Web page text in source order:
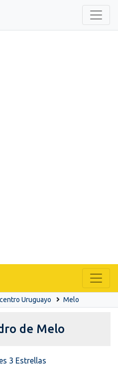
Uruguayo Melo
de Melo
3 Estrellas